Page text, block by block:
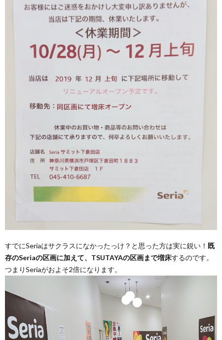
すでにSeriaはサクラスになかったっけ？と思った方は実に鋭い！ 既
存のSeriaの区画に加えて、TSUTAYAの区画まで増床するのです。
つまりSeriaがおよそ2倍になります。